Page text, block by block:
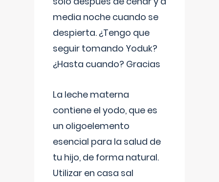
media noche cuando se
despierta. ¿Tengo que
seguir tomando Yoduk?
¿Hasta cuando? Gracias
La leche materna
contiene el yodo, que es
un oligoelemento
esencial para la salud de
tu hijo, de forma natural.
Utilizar en casa sal